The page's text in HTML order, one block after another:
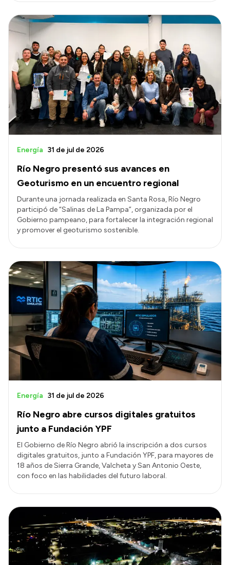
Río Negro presentó sus avances en
Geoturismo en un encuentro regional
Energía 31 de jul de 2026
Durante una jornada realizada en Santa Rosa, Río Negro
participó de “Salinas de La Pampa”, organizada por el
Gobierno pampeano, para fortalecer la integración regional
y promover el geoturismo sostenible.
Río Negro abre cursos digitales gratuitos
junto a Fundación YPF
Energía 31 de jul de 2026
El Gobierno de Río Negro abrió la inscripción a dos cursos
digitales gratuitos, junto a Fundación YPF, para mayores de
18 años de Sierra Grande, Valcheta y San Antonio Oeste,
con foco en las habilidades del futuro laboral.